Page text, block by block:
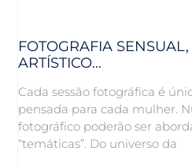
FOTOGRAFIA
ARTÍSTICO…
Cada sessão fotográfica é
pensada para cada mulher.
fotográfico poderão ser
“temáticas”. Do universo da